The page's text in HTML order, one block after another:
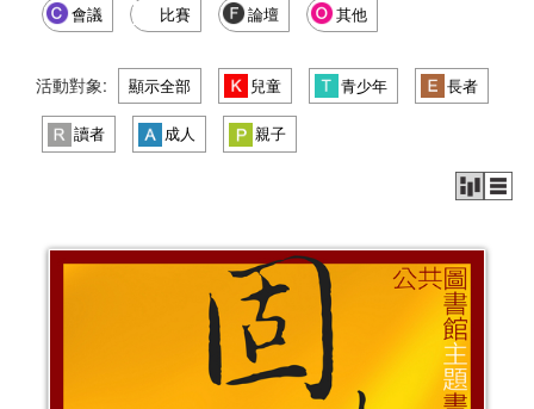
會議 比賽 論壇 其他
活動對象: 顯示全部 兒童 青少年 長者
讀者 成人 親子